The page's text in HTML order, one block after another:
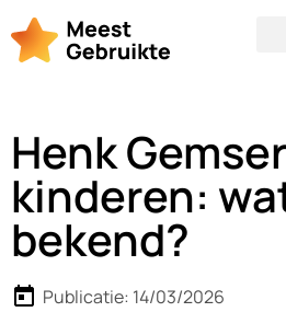
Henk Gemser
kinderen:
bekend?
Publicatie: 14/03/2026